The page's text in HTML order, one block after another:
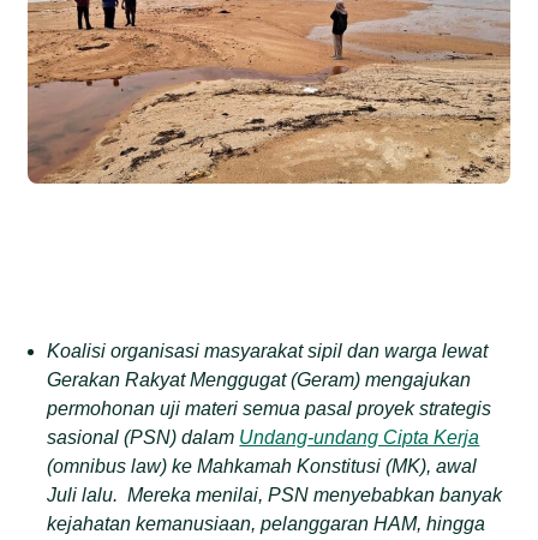
Koalisi organisasi masyarakat sipil dan warga lewat
Gerakan Rakyat Menggugat (Geram) mengajukan
permohonan uji materi semua pasal proyek strategis
sasional (PSN) dalam Undang-undang Cipta Kerja
(omnibus law) ke Mahkamah Konstitusi (MK), awal
Juli lalu. Mereka menilai, PSN menyebabkan banyak
kejahatan kemanusiaan, pelanggaran HAM, hingga